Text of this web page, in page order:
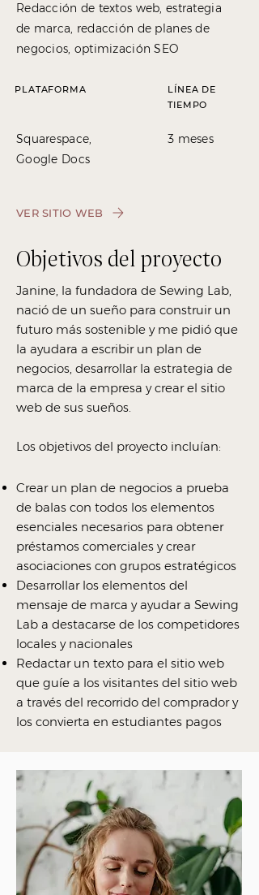
Redacción de textos web, estrategia
de marca, redacción de planes de
negocios, optimización SEO
PLATAFORMA
Squarespace,
Google Docs
LÍNEA DE
TIEMPO
3 meses
VER SITIO WEB
Objetivos del proyecto
Janine, la fundadora de Sewing Lab,
nació de un sueño para construir un
futuro más sostenible y me pidió que
la ayudara a escribir un plan de
negocios, desarrollar la estrategia de
marca de la empresa y crear el sitio
web de sus sueños.
Los objetivos del proyecto incluían:
Crear un plan de negocios a prueba
de balas con todos los elementos
esenciales necesarios para obtener
préstamos comerciales y crear
asociaciones con grupos estratégicos
Desarrollar los elementos del
mensaje de marca y ayudar a Sewing
Lab a destacarse de los competidores
locales y nacionales
Redactar un texto para el sitio web
que guíe a los visitantes del sitio web
a través del recorrido del comprador y
los convierta en estudiantes pagos